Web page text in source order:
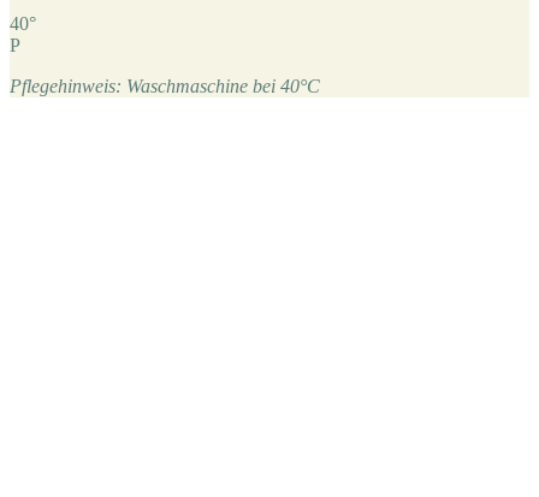
40°
P
Pflegehinweis: Waschmaschine bei 40°C